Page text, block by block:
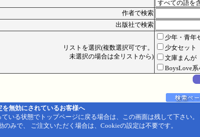
作者で検索
出版社で検索
リストを選択(複数選択可です。
未選択の場合は全リストから)
少年・青年
少女セット
文庫まんが
BoysLove系
を無効にされているお客様へ
ている状態でトップページに戻る場合は、この画面は残して下さい
のみで、 ご注文いただく場合は、Cookieの設定は不要です。